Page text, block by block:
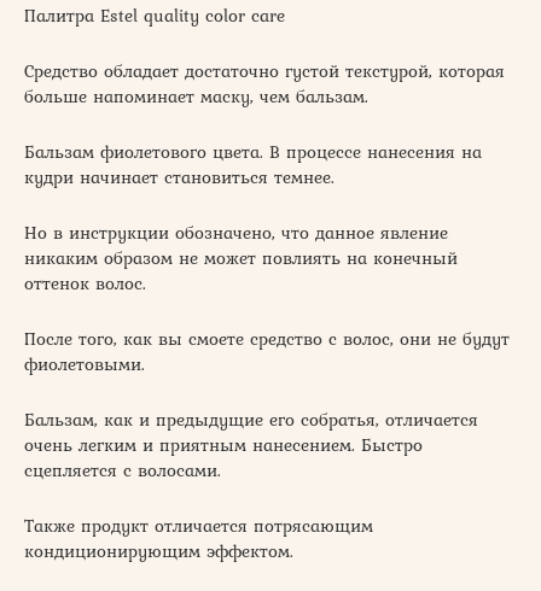
Палитра Еstel quality color care
Средство обладает достаточно густой текстурой, которая
больше напоминает маску, чем бальзам.
Бальзам фиолетового цвета. В процессе нанесения на
кудри начинает становиться темнее.
Но в инструкции обозначено, что данное явление
никаким образом не может повлиять на конечный
оттенок волос.
После того, как вы смоете средство с волос, они не будут
фиолетовыми.
Бальзам, как и предыдущие его собратья, отличается
очень легким и приятным нанесением. Быстро
сцепляется с волосами.
Также продукт отличается потрясающим
кондиционирующим эффектом.